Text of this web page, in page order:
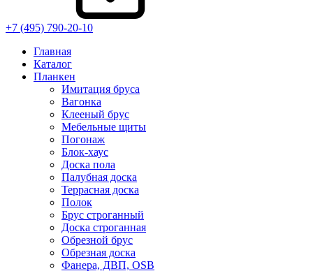
+7 (495) 790-20-10
Главная
Каталог
Планкен
Имитация бруса
Вагонка
Клееный брус
Мебельные щиты
Погонаж
Блок-хаус
Доска пола
Палубная доска
Террасная доска
Полок
Брус строганный
Доска строганная
Обрезной брус
Обрезная доска
Фанера, ДВП, OSB